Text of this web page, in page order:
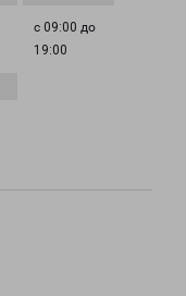
с 09:00 до
19:00